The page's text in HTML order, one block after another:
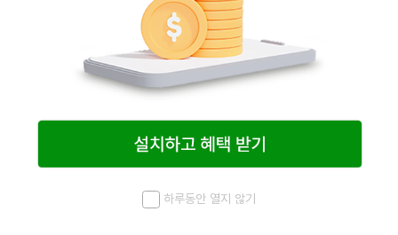
2
트러플오일첨가
하루동안 열지 않기